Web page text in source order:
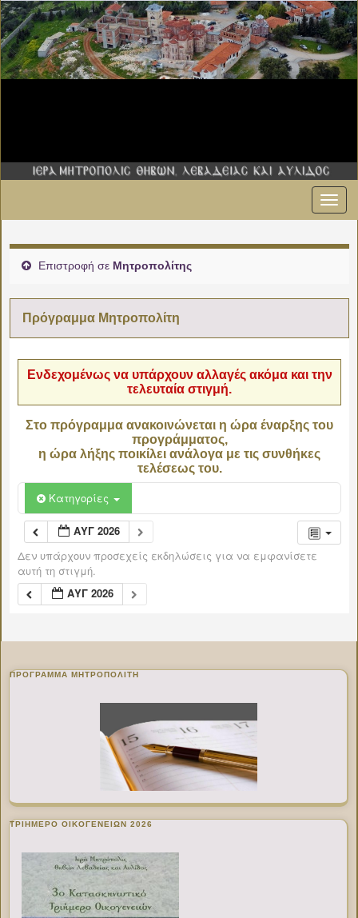
Επιστροφή σε Μητροπολίτης
Πρόγραμμα Μητροπολίτη
Ενδεχομένως να υπάρχουν αλλαγές ακόμα και την
τελευταία στιγμή.
Στο πρόγραμμα ανακοινώνεται η ώρα έναρξης του
προγράμματος,
η ώρα λήξης ποικίλει ανάλογα με τις συνθήκες
τελέσεως του.
Κατηγορίες
ΑΥΓ 2026
Δεν υπάρχουν προσεχείς εκδηλώσεις για να εμφανίσετε
αυτή τη στιγμή.
ΑΥΓ 2026
ΠΡΌΓΡΑΜΜΑ ΜΗΤΡΟΠΟΛΊΤΗ
ΤΡΙΗΜΕΡΟ ΟΙΚΟΓΕΝΕΙΩΝ 2026